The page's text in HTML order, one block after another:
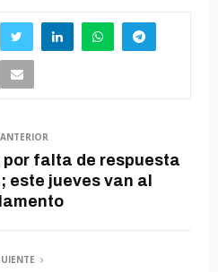
ANTERIOR
por falta de respuesta
este jueves van al